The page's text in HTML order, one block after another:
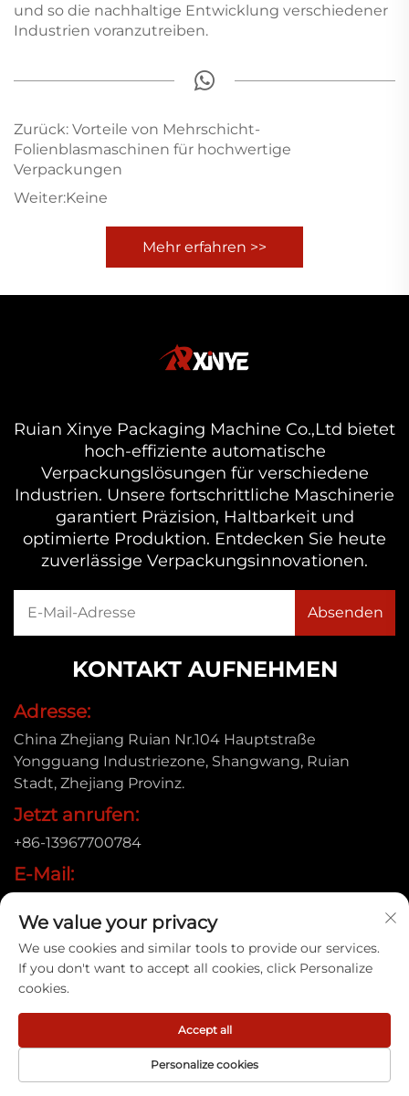
und so die nachhaltige Entwicklung verschiedener
Industrien voranzutreiben.
Zurück: Vorteile von Mehrschicht-
Folienblasmaschinen für hochwertige
Verpackungen
Weiter:Keine
Mehr erfahren >>
Ruian Xinye Packaging Machine Co.,Ltd bietet
hoch-effiziente automatische
Verpackungslösungen für verschiedene
Industrien. Unsere fortschrittliche Maschinerie
garantiert Präzision, Haltbarkeit und
optimierte Produktion. Entdecken Sie heute
zuverlässige Verpackungsinnovationen.
KONTAKT AUFNEHMEN
Adresse:
China Zhejiang Ruian Nr.104 Hauptstraße
Yongguang Industriezone, Shangwang, Ruian
Stadt, Zhejiang Provinz.
Jetzt anrufen:
+86-13967700784
E-Mail:
Urheberrecht © 2025 Ruian Xinye Packaging Machine
We value your privacy
We use cookies and similar tools to provide our services.
If you don't want to accept all cookies, click Personalize
cookies.
Personalize cookies
Accept all